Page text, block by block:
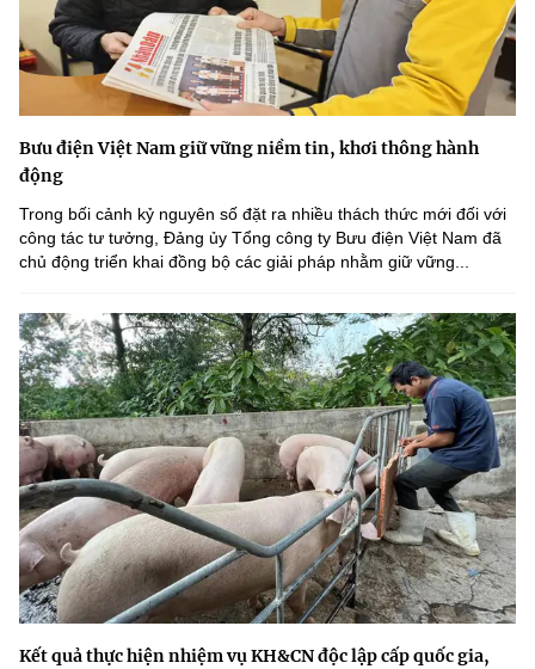
Bưu điện Việt Nam giữ vững niềm tin, khơi thông hành
động
Trong bối cảnh kỷ nguyên số đặt ra nhiều thách thức mới đối với
công tác tư tưởng, Đảng ủy Tổng công ty Bưu điện Việt Nam đã
chủ động triển khai đồng bộ các giải pháp nhằm giữ vững...
Kết quả thực hiện nhiệm vụ KH&CN độc lập cấp quốc gia,